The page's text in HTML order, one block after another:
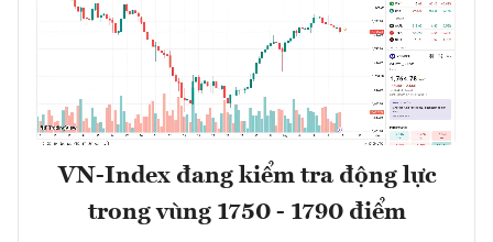
VN-Index đang kiểm tra động lực
trong vùng 1750 - 1790 điểm